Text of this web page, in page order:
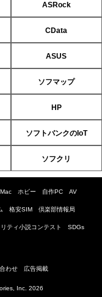
ASRock
CData
ASUS
ソフマップ
HP
ソフトバンクのIoT
ソフクリ
ホビー 自作PC AV
格安SIM 倶楽部情報局
ティ小説コンテスト SDGs
わせ 広告掲載
Inc. 2026